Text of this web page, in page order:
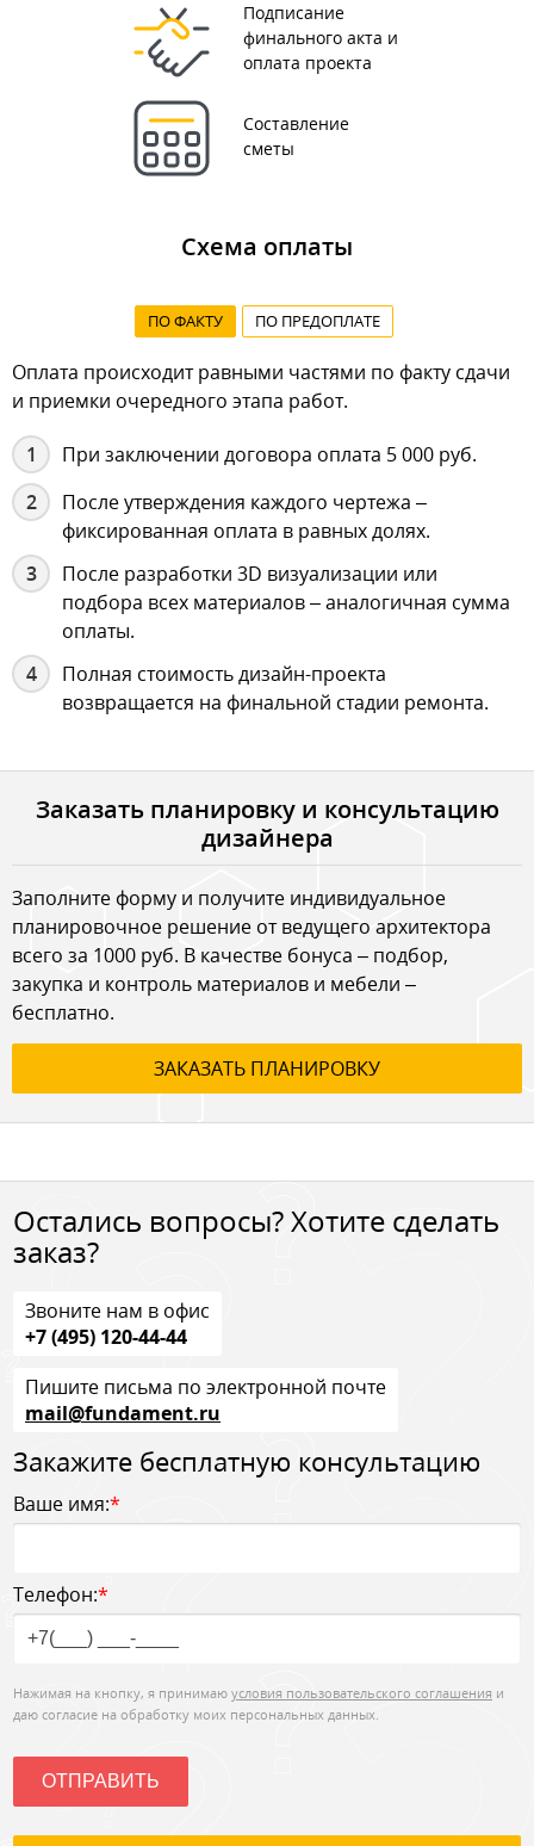
Подписание
финального акта и
оплата проекта
Составление
сметы
Схема оплаты
ПО ФАКТУ ПО ПРЕДОПЛАТЕ
Оплата происходит равными частями по факту сдачи
и приемки очередного этапа работ.
При заключении договора оплата 5 000 руб.
После утверждения каждого чертежа –
фиксированная оплата в равных долях.
После разработки 3D визуализации или
подбора всех материалов – аналогичная сумма
оплаты.
Полная стоимость дизайн-проекта
возвращается на финальной стадии ремонта.
Заказать планировку и консультацию
дизайнера
Заполните форму и получите индивидуальное
планировочное решение от ведущего архитектора
всего за 1000 руб. В качестве бонуса – подбор,
закупка и контроль материалов и мебели –
бесплатно.
ЗАКАЗАТЬ ПЛАНИРОВКУ
Остались вопросы? Хотите сделать
заказ?
Звоните нам в офис
+7 (495) 120-44-44
Пишите письма по электронной почте
mail@fundament.ru
Закажите бесплатную консультацию
Ваше имя:*
Телефон:*
Нажимая на кнопку, я принимаю условия пользовательского соглашения и
даю согласие на обработку моих персональных данных.
ОТПРАВИТЬ